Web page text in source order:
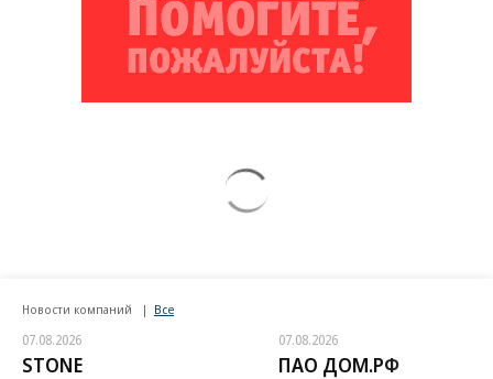
Новости компаний Все
07.08.2026
STONE
07.08.2026
ПАО ДОМ.РФ